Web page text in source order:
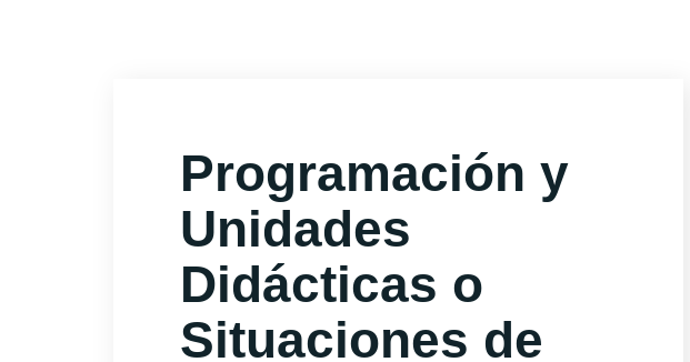
Programación y
Unidades
Didácticas o
Situaciones de